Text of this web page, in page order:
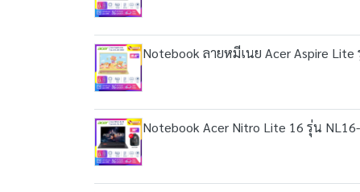
Notebook ลายหมีเนย Acer Aspire Lite
Notebook Acer Nitro Lite 16 รุ่น